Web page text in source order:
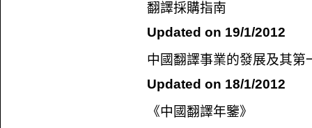
翻譯採購指南
Updated on 19/1/2012
中國翻譯事業的發展及其第
Updated on 18/1/2012
《中國翻譯年鑒》